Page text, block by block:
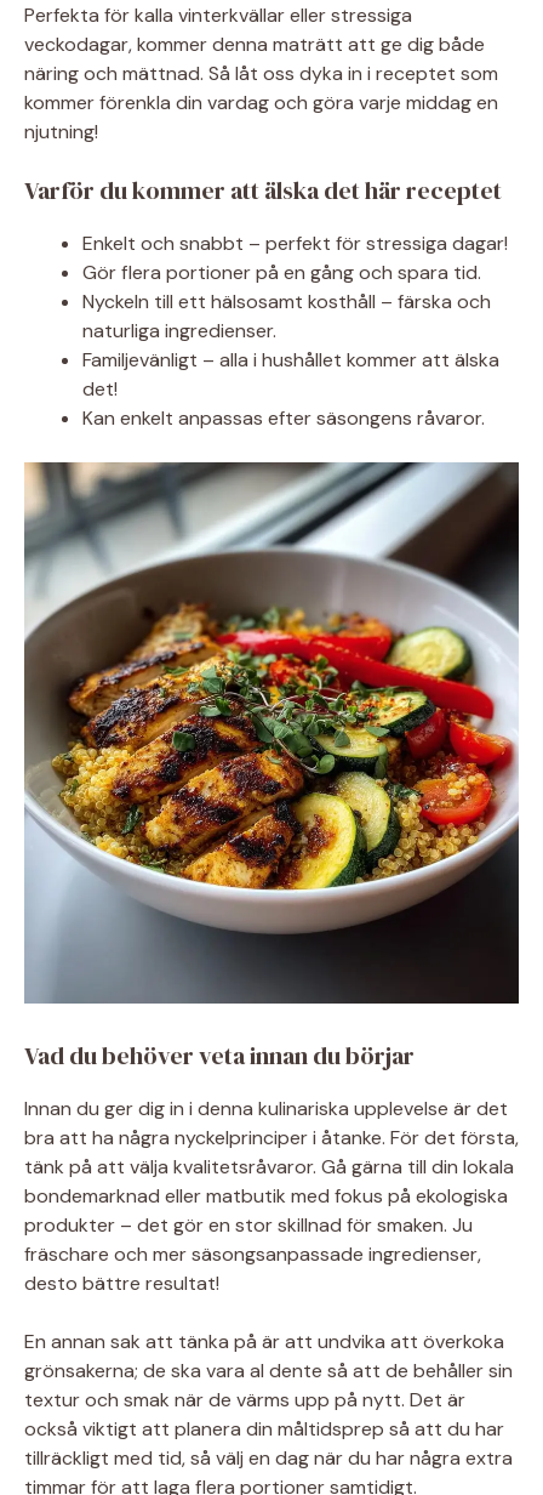
Perfekta för kalla vinterkvällar eller stressiga
veckodagar, kommer denna maträtt att ge dig både
näring och mättnad. Så låt oss dyka in i receptet som
kommer förenkla din vardag och göra varje middag en
njutning!
Varför du kommer att älska det här receptet
Enkelt och snabbt – perfekt för stressiga dagar!
Gör flera portioner på en gång och spara tid.
Nyckeln till ett hälsosamt kosthåll – färska och
naturliga ingredienser.
Familjevänligt – alla i hushållet kommer att älska
det!
Kan enkelt anpassas efter säsongens råvaror.
Vad du behöver veta innan du börjar
Innan du ger dig in i denna kulinariska upplevelse är det
bra att ha några nyckelprinciper i åtanke. För det första,
tänk på att välja kvalitetsråvaror. Gå gärna till din lokala
bondemarknad eller matbutik med fokus på ekologiska
produkter – det gör en stor skillnad för smaken. Ju
fräschare och mer säsongsanpassade ingredienser,
desto bättre resultat!
En annan sak att tänka på är att undvika att överkoka
grönsakerna; de ska vara al dente så att de behåller sin
textur och smak när de värms upp på nytt. Det är
också viktigt att planera din måltidsprep så att du har
tillräckligt med tid, så välj en dag när du har några extra
timmar för att laga flera portioner samtidigt.